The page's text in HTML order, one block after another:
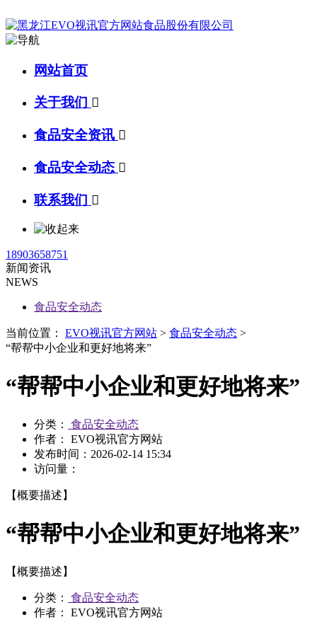
网站首页
关于我们 
食品安全资讯 
食品安全动态 
联系我们 
18903658751
新闻资讯
NEWS
食品安全动态
当前位置： EVO视讯官方网站 > 食品安全动态 >
“帮帮中小企业和更好地将来”
“帮帮中小企业和更好地将来”
分类：
食品安全动态
作者： EVO视讯官方网站
发布时间： 2026-02-14 15:34
访问量：
【概要描述】
“帮帮中小企业和更好地将来”
【概要描述】
分类：
食品安全动态
作者： EVO视讯官方网站